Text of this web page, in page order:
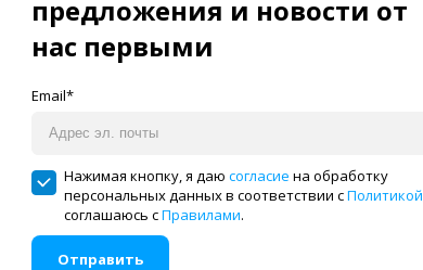
предложения и новости от
нас первыми
Email*
Нажимая кнопку, я даю согласие на обработку
персональных данных в соответствии сПолитикой
соглашаюсь сПравилами.
Отправить